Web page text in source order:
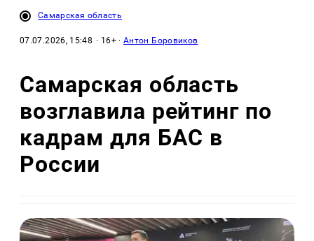
Самарская область
07.07.2026, 15:48 · 16+ ·Антон Боровиков
Самарская область
возглавила рейтинг по
кадрам для БАС в
России